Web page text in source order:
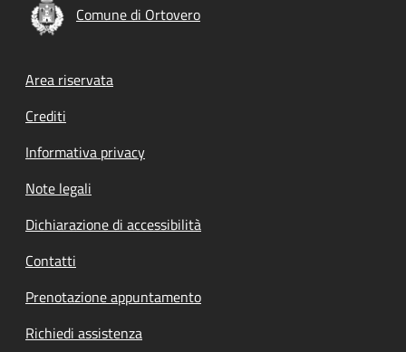
Comune di Ortovero
Footer menu
Area riservata
Crediti
Informativa privacy
Note legali
Dichiarazione di accessibilità
Contatti
Prenotazione appuntamento
Richiedi assistenza